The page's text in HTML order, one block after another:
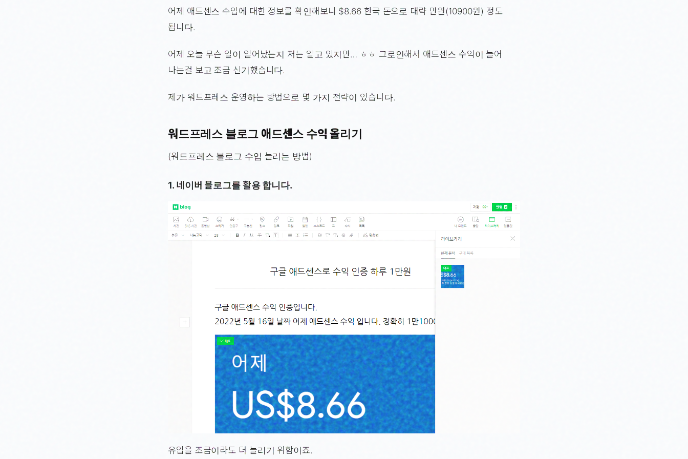
어제 애드센스 수입에 대한 정보를 확인해보니 $8.66 한국 돈으로 대략 만원(10900원) 정도
됩니다.
어제 오늘 무슨 일이 일어났는지 저는 알고 있지만… ㅎㅎ 그로인해서 애드센스 수익이 늘어
나는걸 보고 조금 신기했습니다.
제가 워드프레스 운영하는 방법으로 몇 가지 전략이 있습니다.
워드프레스 블로그 애드센스 수익 올리기
(워드프레스 블로그 수입 늘리는 방법)
1. 네이버 블로그를 활용 합니다.
유입을 조금이라도 더 늘리기 위함이죠.